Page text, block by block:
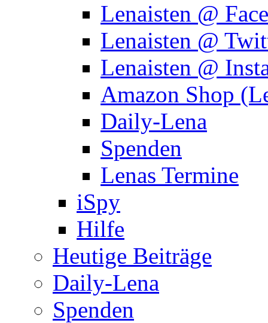
Lenaisten @
Lenaisten @
Lenaisten @
Amazon Shop
Daily-Lena
Spenden
Lenas Termine
iSpy
Hilfe
Heutige Beiträge
Daily-Lena
Spenden